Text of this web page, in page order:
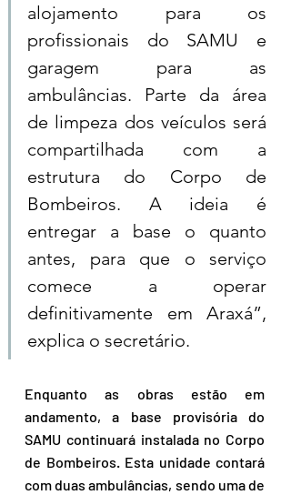
alojamento para os
profissionais do SAMU e
garagem para as
ambulâncias. Parte da área
de limpeza dos veículos será
compartilhada com a
estrutura do Corpo de
Bombeiros. A ideia é
entregar a base o quanto
antes, para que o serviço
comece a operar
definitivamente em Araxá”,
explica o secretário.
Enquanto as obras estão em
andamento, a base provisória do
SAMU continuará instalada no Corpo
de Bombeiros. Esta unidade contará
com duas ambulâncias, sendo uma de